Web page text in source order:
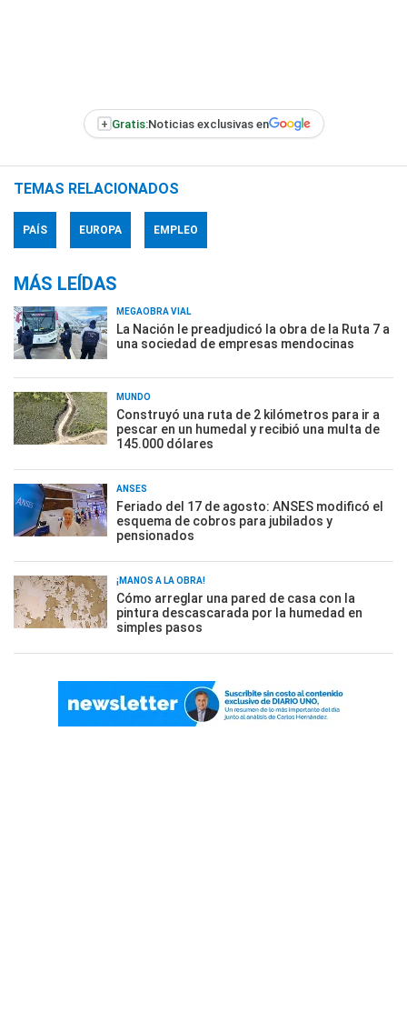
+ Gratis:Noticias exclusivas en
TEMAS RELACIONADOS
PAÍS EUROPA EMPLEO
MÁS LEÍDAS
MEGAOBRA VIAL
La Nación le preadjudicó la obra de la Ruta 7 a
una sociedad de empresas mendocinas
MUNDO
Construyó una ruta de 2 kilómetros para ir a
pescar en un humedal y recibió una multa de
145.000 dólares
ANSES
Feriado del 17 de agosto: ANSES modificó el
esquema de cobros para jubilados y
pensionados
¡MANOS A LA OBRA!
Cómo arreglar una pared de casa con la
pintura descascarada por la humedad en
simples pasos